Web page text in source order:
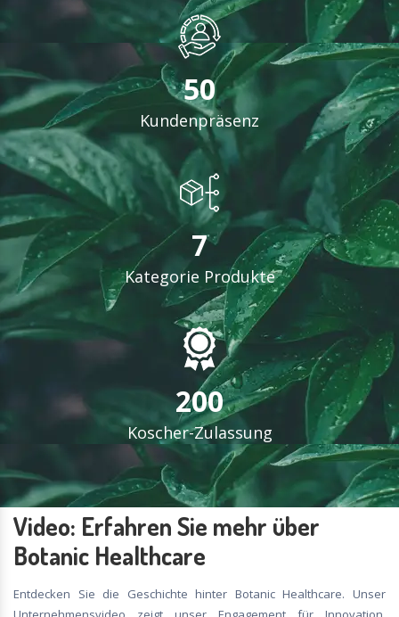
50
Kundenpräsenz
7
Kategorie Produkte
200
Koscher-Zulassung
Video: Erfahren Sie mehr über
Botanic Healthcare
Entdecken Sie die Geschichte hinter Botanic Healthcare. Unser